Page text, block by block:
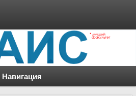
Навигация